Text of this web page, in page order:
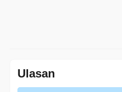
Ulasan